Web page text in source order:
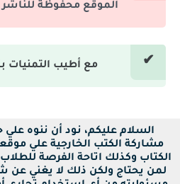
الموقع محفوظة للناشر
مع أطيب التمنيات
السلام عليكم، نود أن ننوه
مشاركة الكتب الخارجية علي
الكتاب وكذلك اتاحة الفرصة
لمن يحتاج ولكن ذلك لا يغني عن